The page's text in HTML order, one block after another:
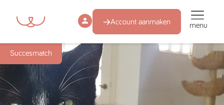
Account aanmaken menu
Succesmatch